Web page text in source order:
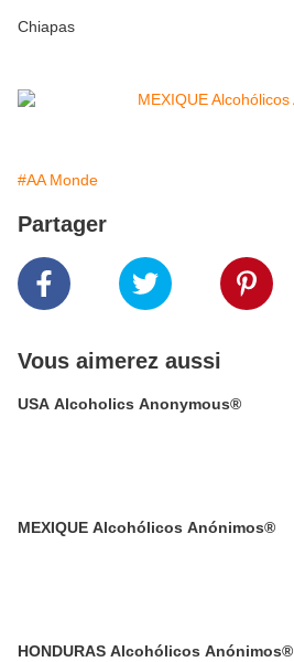
Chiapas
#AA Monde
Partager
Vous aimerez aussi
USA Alcoholics Anonymous®
MEXIQUE Alcohólicos Anónimos®
HONDURAS Alcohólicos Anónimos®